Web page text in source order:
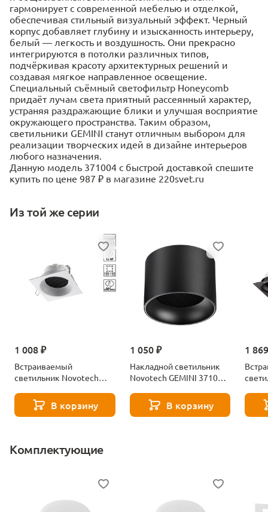
гармонирует с современной мебелью и отделкой,
обеспечивая стильный визуальный эффект. Черный
корпус добавляет глубину и изысканность интерьеру,
белый — легкость и воздушность. Они прекрасно
интегрируются в потолки различных типов,
подчёркивая красоту архитектурных решений и
создавая мягкое направленное освещение.
Специальный съёмный светофильтр Honeycomb
придаёт лучам света приятный рассеянный характер,
устраняя раздражающие блики и улучшая восприятие
окружающего пространства. Таким образом,
светильники GEMINI станут отличным выбором для
реализации творческих идей в дизайне интерьеров
любого назначения.
Данную модель 371004 с быстрой доставкой спешите
купить по цене 987 ₽ в магазине 220svet.ru
Из той же серии
1 008 ₽
Встраиваемый
светильник Novotech
В корзину
1 050 ₽
Накладной светильник
Novotech GEMINI 371010
В корзину
1
Комплектующие